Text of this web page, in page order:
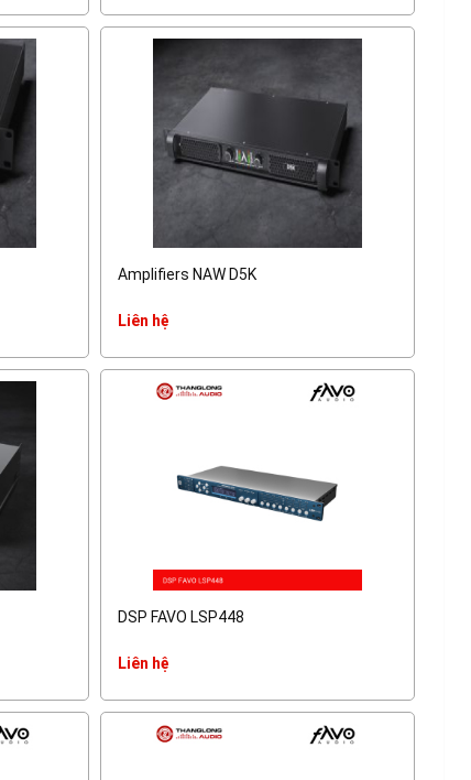
Amplifiers NAW D5K
Liên hệ
DSP FAVO LSP448
Liên hệ